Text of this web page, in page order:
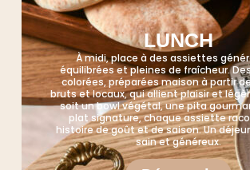
LUNCH
À midi, place à des assiettes
équilibrées et pleines de fraîcheur.
colorées, préparées maison à partir
bruts et locaux, qui allient plaisir et
soit un bowl végétal, une pita
plat signature, chaque assiette
histoire de goût et de saison. Un
sain et généreux.